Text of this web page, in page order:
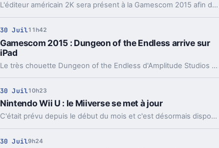
L'éditeur américain 2K sera présent à la Gamescom 2015 afin de proposer pour la première fois aux joueurs européens une version jouable de Battleborn sur son stand. Évidemment, d'autres jeux du catalogue de 2K seront également jouables durant le salon allemand.
30 Juil11h42
Gamescom 2015 : Dungeon of the Endless arrive sur
iPad
Le très chouette Dungeon of the Endless d'Amplitude Studios va être porté sur iPad cet été.
30 Juil10h23
Nintendo Wii U : le Miiverse se met à jour
C'était prévu depuis le début du mois et c'est désormais disponible : Nintendo a enfin mis à jour le Miiverse de la Wii U avec de nombreuses nouveautés et notamment une refonte esthétique de ce dernier.
30 Juil9h24